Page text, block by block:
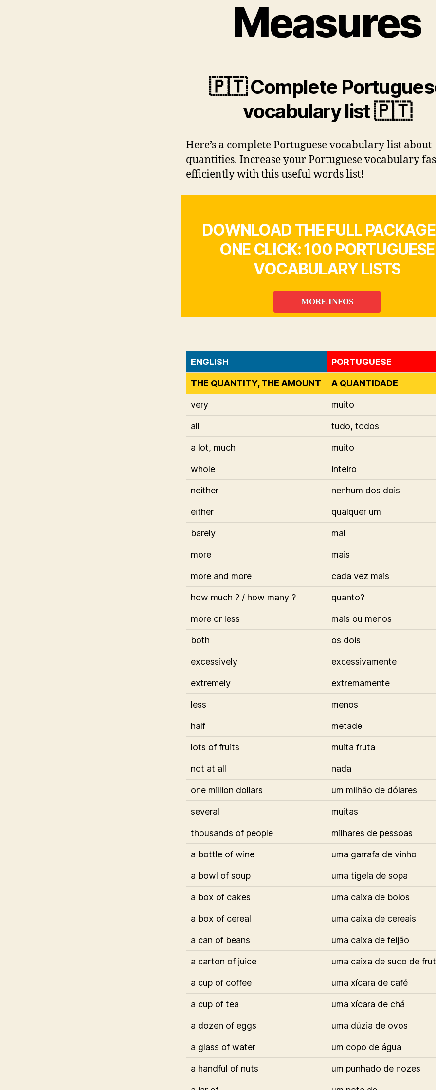
Measures
🇵🇹 Complete
vocabulary list 🇵🇹
Here’s a complete Portuguese vocabulary list about
quantities. Increase your Portuguese vocabulary
efficiently with this useful words list!
DOWNLOAD THE FULL
ONE CLICK: 100 PORTUGUESE
VOCABULARY LISTS
MORE INFOS
ENGLISH PORTUGUESE
THE QUANTITY, THE AMOUNT A QUANTIDADE
very muito
all tudo, todos
a lot, much muito
whole inteiro
neither nenhum dos dois
either qualquer um
barely mal
more mais
more and more cada vez mais
how much ? / how many ? quanto?
more or less mais ou menos
both os dois
excessively excessivamente
extremely extremamente
less menos
half metade
lots of fruits muita fruta
not at all nada
one million dollars um milhão de dólares
several muitas
thousands of people milhares de pessoas
a bottle of wine uma garrafa de vinho
a bowl of soup uma tigela de sopa
a box of cakes uma caixa de bolos
a box of cereal uma caixa de cereais
a can of beans uma caixa de feijão
a carton of juice uma caixa de suco de
a cup of coffee uma xícara de café
a cup of tea uma xícara de chá
a dozen of eggs uma dúzia de ovos
a glass of water um copo de água
a handful of nuts um punhado de nozes